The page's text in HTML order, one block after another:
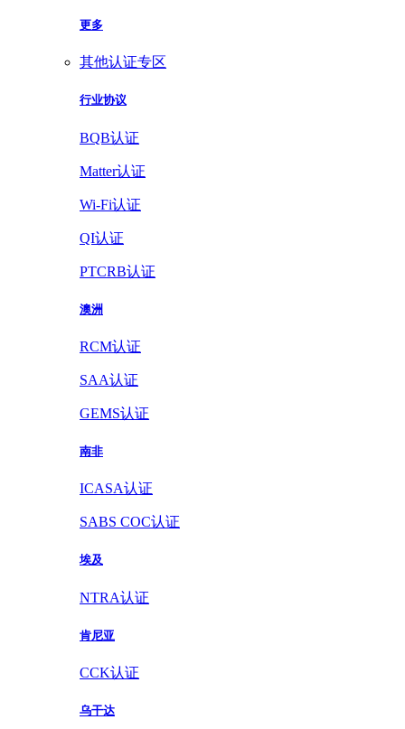
更多
其他认证专区
行业协议
BQB认证
Matter认证
Wi-Fi认证
QI认证
PTCRB认证
澳洲
RCM认证
SAA认证
GEMS认证
南非
ICASA认证
SABS COC认证
埃及
NTRA认证
肯尼亚
CCK认证
乌干达